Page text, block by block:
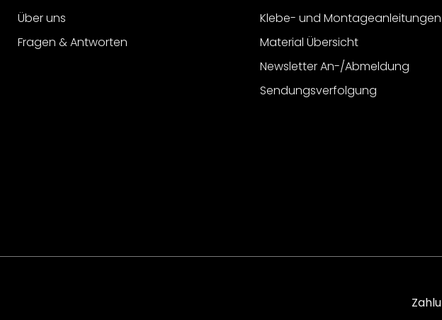
Über uns
Fragen & Antworten
Klebe- und Montageanleitungen
Material Übersicht
Newsletter An-/Abmeldung
Sendungsverfolgung